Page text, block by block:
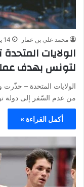
محمد علي بن عمار 14 يوليو، 2021
الولايات
لتونس بهدف
الولايات المتحدة – حذّرت
من عدم السّفر إلى دولة
أكمل القراءة »